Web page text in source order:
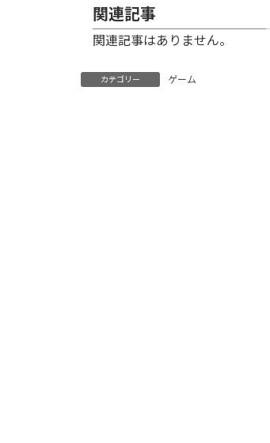
関連記事
関連記事はありません。
カテゴリー ゲーム